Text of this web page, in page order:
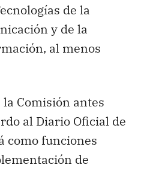
de la
y de la
al menos
Comisión antes
al Diario Oficial de
como funciones
de